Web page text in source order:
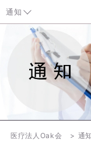
通知
通知 TOP
关于东京都中央区
关于健康保险证的
医疗法人Oak会 通知